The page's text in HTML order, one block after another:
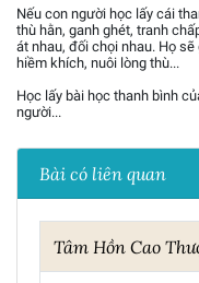
Nếu con người học lấy cái
thù hằn, ganh ghét, tranh
át nhau, đối chọi nhau. Họ
hiềm khích, nuôi lòng thù...
Học lấy bài học thanh bình
người...
Bài có liên quan
Tâm Hồn Cao